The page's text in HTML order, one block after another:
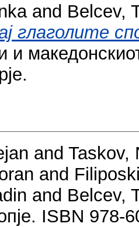
and Belcev,
глаголите
and Taskov,
and
and Belcev,
ISBN 978-